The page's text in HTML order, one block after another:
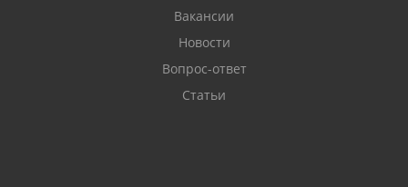
Вакансии
Новости
Вопрос-ответ
Статьи